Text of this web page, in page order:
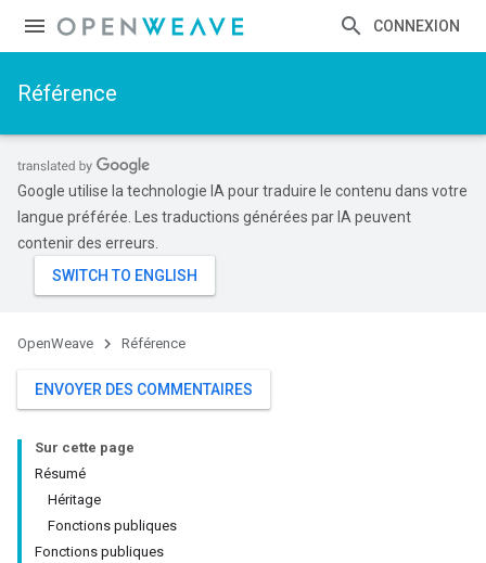
CONNEXION
Référence
Google utilise la technologie IA pour traduire le contenu dans votre
langue préférée. Les traductions générées par IA peuvent
contenir des erreurs.
OpenWeave Référence
ENVOYER DES COMMENTAIRES
Sur cette page
Résumé
Héritage
Fonctions publiques
Fonctions publiques